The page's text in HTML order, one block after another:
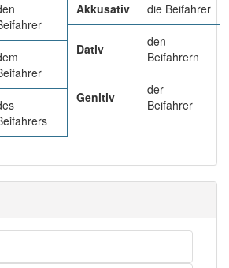
-beifahrer
aber mit einem
: 0
Nutzer haben den Artikel
Akkusativ die Beifahrer
Dativ
den
Beifahrern
Genitiv
der
Beifahrer